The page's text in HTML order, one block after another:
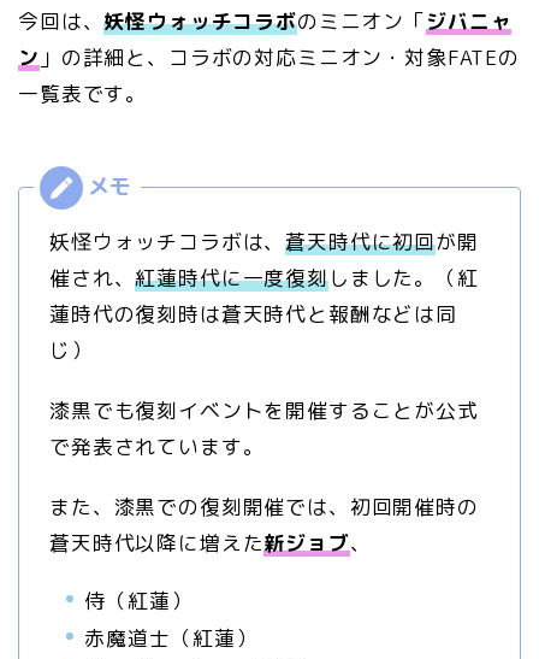
今回は、妖怪ウォッチコラボのミニオン「ジバニャ
ン 」の詳細と、コラボの対応ミニオン・対象FATEの
一覧表です。
妖怪ウォッチコラボは、蒼天時代に初回が開
催され、紅蓮時代に一度復刻しました。（紅
蓮時代の復刻時は蒼天時代と報酬などは同
じ）
漆黒でも復刻イベントを開催することが公式
で発表されています。
また、漆黒での復刻開催では、初回開催時の
蒼天時代以降に増えた新ジョブ、
侍（紅蓮）
赤魔道士（紅蓮）